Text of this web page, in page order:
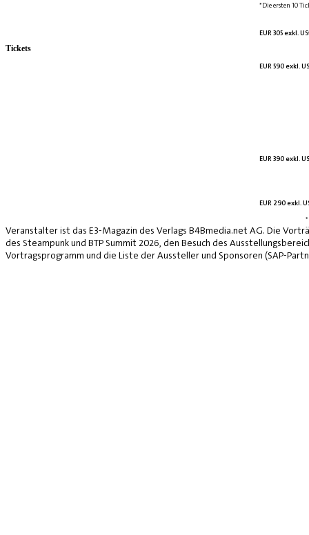
*Die ersten 10
EUR 305 exkl.
EUR 590 exkl.
EUR 390 exkl.
EUR 290 exkl.
Tickets
Veranstalter ist das E3-Magazin des Verlags B4Bmedia.net AG. Die
des Steampunk und BTP Summit 2026, den Besuch des
Vortragsprogramm und die Liste der Aussteller und Sponsoren (SAP-